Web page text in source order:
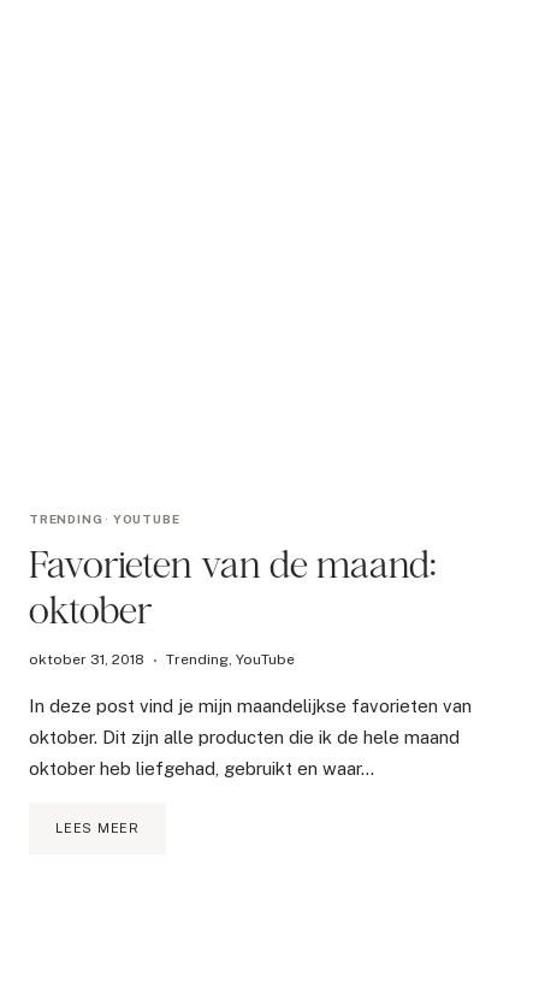
TRENDING · YOUTUBE
Favorieten van de maand:
oktober
oktober 31, 2018 Trending,YouTube
In deze post vind je mijn maandelijkse favorieten van
oktober. Dit zijn alle producten die ik de hele maand
oktober heb liefgehad, gebruikt en waar…
LEES MEER